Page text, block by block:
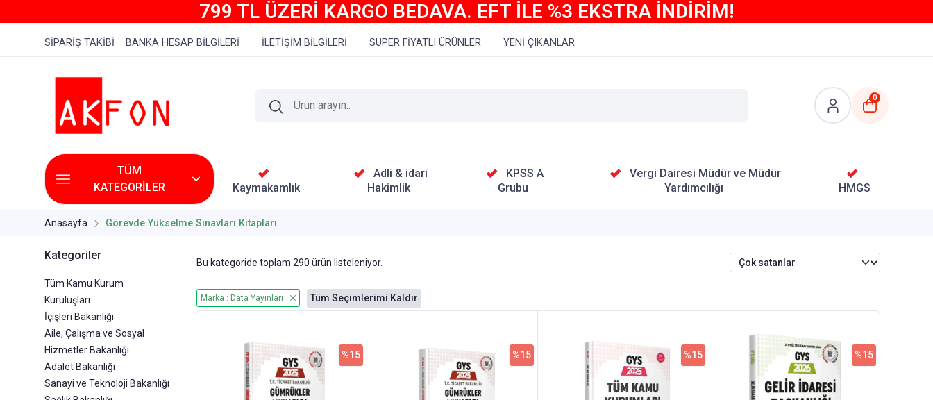
799 TL ÜZERİ KARGO BEDAVA. EFT İLE %3 EKSTRA İNDİRİM!
SİPARİŞ TAKİBİ BANKA HESAP BİLGİLERİ İLETİŞİM BİLGİLERİ SÜPER FİYATLI ÜRÜNLER YENİ ÇIKANLAR
0
TÜM
KATEGORİLER
Kaymakamlık
Adli & idari
Hakimlik
KPSS A
Grubu
Vergi Dairesi Müdür ve Müdür
Yardımcılığı
HMGS
Anasayfa Görevde Yükselme Sınavları Kitapları
Kategoriler
Tüm Kamu Kurum
Kuruluşları
İçişleri Bakanlığı
Aile, Çalışma ve Sosyal
Hizmetler Bakanlığı
Adalet Bakanlığı
Sanayi ve Teknoloji Bakanlığı
Bu kategoride toplam 290 ürün listeleniyor.
Marka : Data Yayınları Tüm Seçimlerimi Kaldır
%15 %15 %15 %15